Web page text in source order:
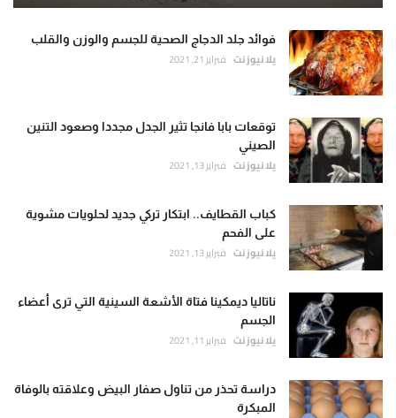
فوائد جلد الدجاج الصحية للجسم والوزن والقلب
يلا نيوز نت فبراير 21, 2021
توقعات بابا فانجا تثير الجدل مجددا وصعود التنين
الصيني
يلا نيوز نت فبراير 13, 2021
كباب القطايف.. ابتكار تركي جديد لحلويات مشوية
على الفحم
يلا نيوز نت فبراير 13, 2021
ناتاليا ديمكينا فتاة الأشعة السينية التي ترى أعضاء
الجسم
يلا نيوز نت فبراير 11, 2021
دراسة تحذر من تناول صفار البيض وعلاقته بالوفاة
المبكرة